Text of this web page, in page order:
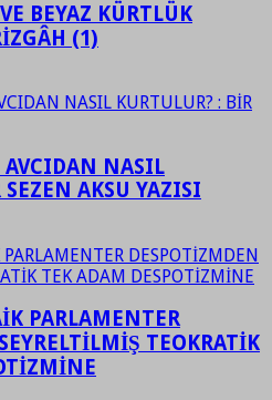
BEYAZ KÜRTLÜK
(1)
AVCIDAN NASIL
AKSU YAZISI
PARLAMENTER
TEOKRATİK